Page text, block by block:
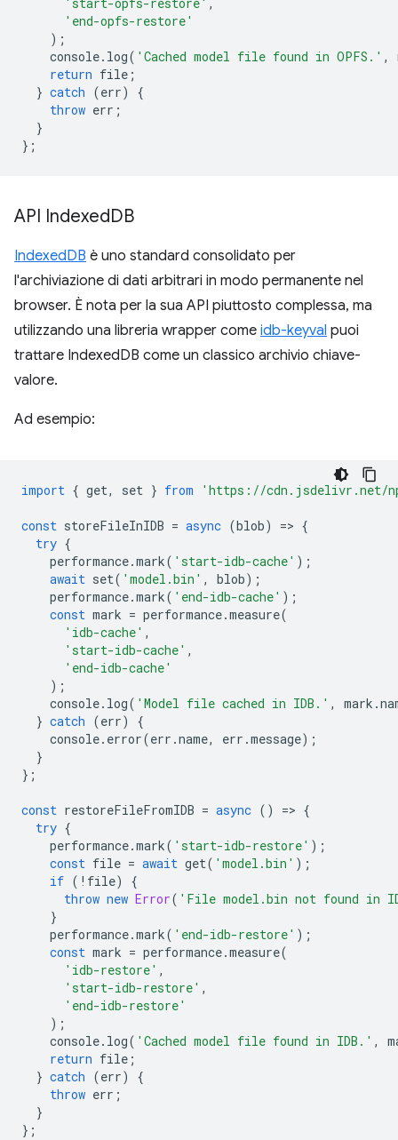
'end-opfs-restore'
);
console. log( 'Cached model file found in OPFS.' ,
return file ;
} catch (err)
{
throw err ;
}
};
API IndexedDB
IndexedDB è uno standard consolidato per
l'archiviazione di dati arbitrari in modo permanente nel
browser. È nota per la sua API piuttosto complessa, ma
utilizzando una libreria wrapper come idb-keyval puoi
trattare IndexedDB come un classico archivio chiave-
valore.
Ad esempio:
import { get, set } from 'https://cdn.jsdelivr.net/
const storeFileInIDB = async (blob) => {
try {
performance.mark( 'start-idb-cache' );
await set( 'model.bin' , blob);
performance.mark( 'end-idb-cache' );
const mark = performance.measure(
'idb-cache' ,
'start-idb-cache' ,
'end-idb-cache'
);
console. log( 'Model file cached in IDB.' , mark .
} catch (err)
{
console. error(err .name, err .message);
}
};
const restoreFileFromIDB = async () => {
try {
performance.mark( 'start-idb-restore' );
const file = await get( 'model.bin' );
if ( ! file)
{
throw new Error( 'File model.bin not found in
}
performance.mark( 'end-idb-restore' );
const mark = performance.measure(
'idb-restore' ,
'start-idb-restore' ,
'end-idb-restore'
);
console. log( 'Cached model file found in IDB.' ,
return file ;
} catch (err)
{
throw err ;
}
};